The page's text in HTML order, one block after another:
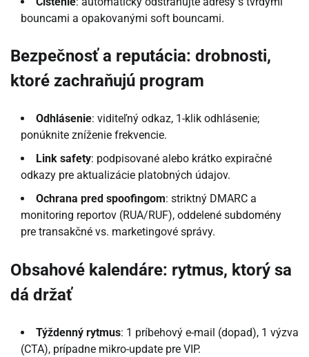
bouncami a opakovanými soft bouncami.
Bezpečnosť a reputácia: drobnosti,
ktoré zachraňujú program
Odhlásenie: viditeľný odkaz, 1-klik odhlásenie;
ponúknite zníženie frekvencie.
Link safety: podpisované alebo krátko expiračné
odkazy pre aktualizácie platobných údajov.
Ochrana pred spoofingom: striktný DMARC a
monitoring reportov (RUA/RUF), oddelené subdomény
pre transakčné vs. marketingové správy.
Obsahové kalendáre: rytmus, ktorý sa
dá držať
Týždenný rytmus: 1 príbehový e-mail (dopad), 1 výzva
(CTA), prípadne mikro-update pre VIP.